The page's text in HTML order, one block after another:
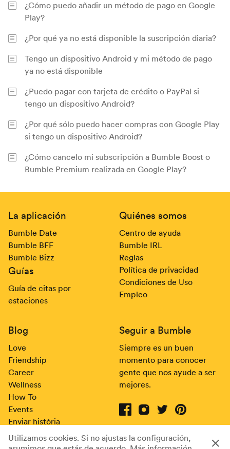
¿Cómo puedo añadir un método de pago en Google
Play?
¿Por qué ya no está disponible la suscripción diaria?
Tengo un dispositivo Android y mi método de pago
ya no está disponible
¿Puedo pagar con tarjeta de crédito o PayPal si
tengo un dispositivo Android?
¿Por qué sólo puedo hacer compras con Google Play
si tengo un dispositivo Android?
¿Cómo cancelo mi subscripción a Bumble Boost o
Bumble Premium realizada en Google Play?
Pie de página
La aplicación
Bumble Date
Bumble BFF
Bumble Bizz
Guías
Guía de citas por
estaciones
Quiénes somos
Centro de ayuda
Bumble IRL
Reglas
Política de privacidad
Condiciones de Uso
Empleo
Blog
Love
Friendship
Career
Wellness
How To
Events
Enviar história
Seguir a Bumble
Siempre es un buen
momento para conocer
gente que nos ayude a ser
mejores.
© 2024 Bumble | Todos los derechos reservados
Consentimiento de cookies
Utilizamos cookies. Si no ajustas la configuración,